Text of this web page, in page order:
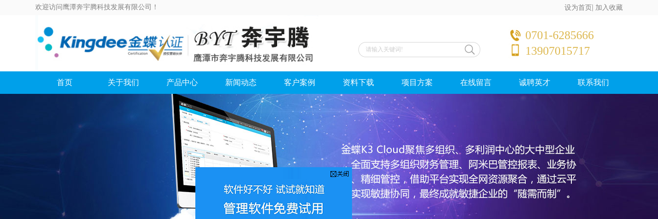
欢迎访问鹰潭奔宇腾科技发展有限公司！ 设为首页 | 加入收藏
0701-6285666
13907015717
首页 关于我们 产品中心 新闻动态 客户案例 资料下载 项目方案 在线留言 诚聘英才 联系我们